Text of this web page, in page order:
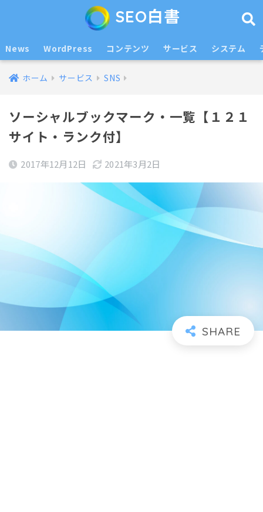
SEO白書
News WordPress コンテンツ サービス システム
ホーム サービス SNS
ソーシャルブックマーク・一覧【１２１
サイト・ランク付】
2017年12月12日 2021年3月2日